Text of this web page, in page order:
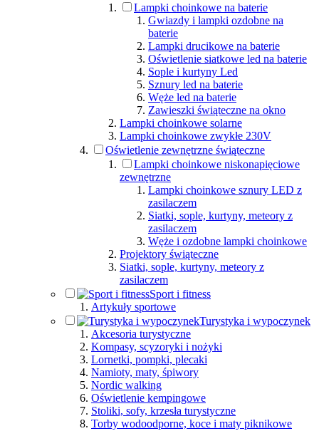
Lampki choinkowe na baterie
Gwiazdy i lampki ozdobne na
baterie
Lampki drucikowe na baterie
Oświetlenie siatkowe led na baterie
Sople i kurtyny Led
Sznury led na baterie
Węże led na baterie
Zawieszki świąteczne na okno
Lampki choinkowe solarne
Lampki choinkowe zwykłe 230V
Oświetlenie zewnętrzne świąteczne
Lampki choinkowe niskonapięciowe
zewnętrzne
Lampki choinkowe sznury LED z
zasilaczem
Siatki, sople, kurtyny, meteory z
zasilaczem
Węże i ozdobne lampki choinkowe
Projektory świąteczne
Siatki, sople, kurtyny, meteory z
zasilaczem
Sport i fitness
Artykuły sportowe
Turystyka i wypoczynek
Akcesoria turystyczne
Kompasy, scyzoryki i nożyki
Lornetki, pompki, plecaki
Namioty, maty, śpiwory
Nordic walking
Oświetlenie kempingowe
Stoliki, sofy, krzesła turystyczne
Torby wodoodporne, koce i maty piknikowe